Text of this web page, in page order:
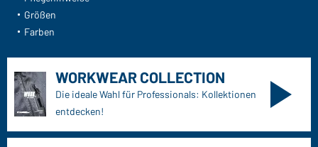
Größen
Farben
WORKWEAR COLLECTION
Die ideale Wahl für Professionals: Kollektionen
entdecken!